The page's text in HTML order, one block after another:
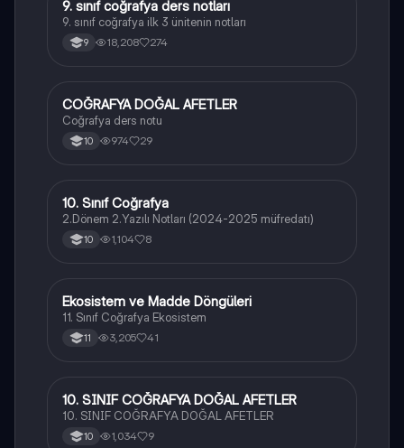
Coğrafya
9. sınıf coğrafya ders notları
9. sınıf coğrafya ilk 3 ünitenin notları
9 18,208 274
Coğrafya
COĞRAFYA DOĞAL AFETLER
Coğrafya ders notu
10 974 29
Coğrafya
10. Sınıf Coğrafya
2.Dönem 2.Yazılı Notları (2024-2025 müfredatı)
10 1,104 8
Coğrafya
Ekosistem ve Madde Döngüleri
11. Sınıf Coğrafya Ekosistem
11 3,205 41
Coğrafya
10. SINIF COĞRAFYA DOĞAL AFETLER
10. SINIF COĞRAFYA DOĞAL AFETLER
10 1,034 9